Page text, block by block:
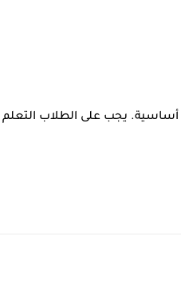
أساسية. يجب على الطلاب التعلم